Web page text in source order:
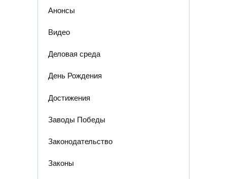
Анонсы
Видео
Деловая среда
День Рождения
Достижения
Заводы Победы
Законодательство
Законы